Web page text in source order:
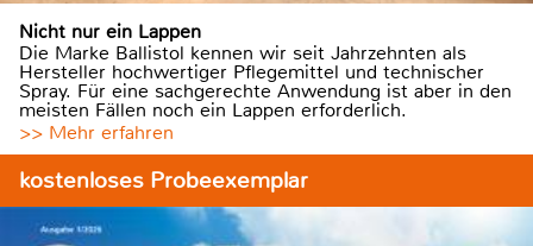
Nicht nur ein Lappen
Die Marke Ballistol kennen wir seit Jahrzehnten als
Hersteller hochwertiger Pflegemittel und technischer
Spray. Für eine sachgerechte Anwendung ist aber in den
meisten Fällen noch ein Lappen erforderlich.
>> Mehr erfahren
kostenloses Probeexemplar